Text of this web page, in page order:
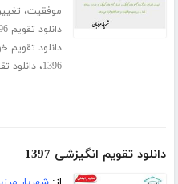
موفقیت،
دانلود تقویم 1396
دانلود تقویم
1396،دانلود تقویم سال
دانلود تقویم انگیزشی 1397